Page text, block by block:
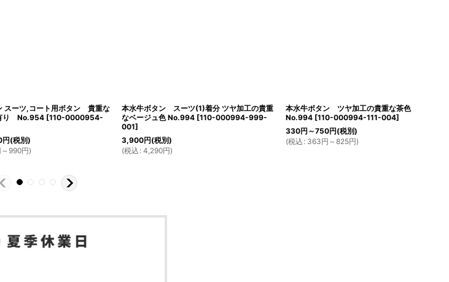
スーツ,コート用ボタン 貴重な
り No.954 [110-0000954-
円(税別)
～990円)
本水牛ボタン スーツ(1)着分 ツヤ加工の貴重
なベージュ色 No.994 [110-000994-999-
001]
3,900円(税別)
(税込 : 4,290円)
本水牛ボタン ツヤ加工の貴重な茶色
No.994 [110-000994-111-004]
330円 ～750円(税別)
(税込 : 363円 ～825円)